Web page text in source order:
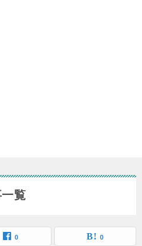
覧
0 0